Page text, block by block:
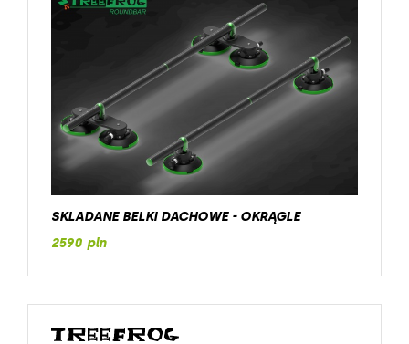
SKLADANE BELKI DACHOWE - OKRĄGLE
2590 pln